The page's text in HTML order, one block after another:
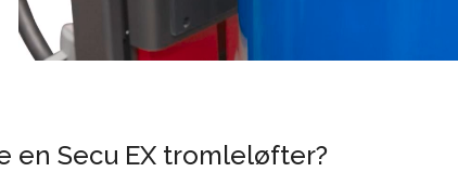
en Secu EX tromleløfter?